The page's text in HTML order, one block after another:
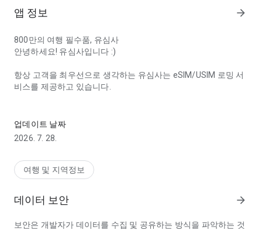
앱 정보 arrow_forward
800만의 여행 필수품, 유심사
안녕하세요! 유심사입니다 :)
항상 고객을 최우선으로 생각하는 유심사는 eSIM/USIM 로밍 서
비스를 제공하고 있습니다.
· 글로벌 최저가 제공
· 데이터 사용량 조회 및 충전, 연장 가능
· 365일 24시간 고객센터 운영
· 상세한 설치가이드 제공
· 유심사케어 무료 보상 프로그램 제공
업데이트 날짜
2026. 7. 28.
여행 및 지역정보
데이터 보안 arrow_forward
보안은 개발자가 데이터를 수집 및 공유하는 방식을 파악하는 것